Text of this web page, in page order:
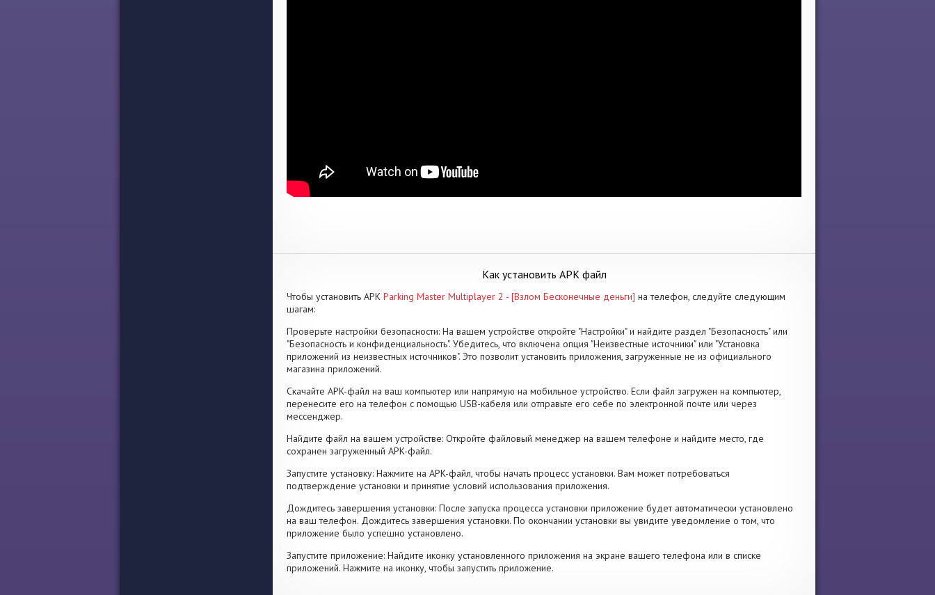
Как установить APK файл
Чтобы установить APK Parking Master Multiplayer 2 - [Взлом Бесконечные деньги] на телефон, следуйте следующим
шагам:
Проверьте настройки безопасности: На вашем устройстве откройте "Настройки" и найдите раздел "Безопасность" или
"Безопасность и конфиденциальность". Убедитесь, что включена опция "Неизвестные источники" или "Установка
приложений из неизвестных источников". Это позволит установить приложения, загруженные не из официального
магазина приложений.
Скачайте APK-файл на ваш компьютер или напрямую на мобильное устройство. Если файл загружен на компьютер,
перенесите его на телефон с помощью USB-кабеля или отправьте его себе по электронной почте или через
мессенджер.
Найдите файл на вашем устройстве: Откройте файловый менеджер на вашем телефоне и найдите место, где
сохранен загруженный APK-файл.
Запустите установку: Нажмите на APK-файл, чтобы начать процесс установки. Вам может потребоваться
подтверждение установки и принятие условий использования приложения.
Дождитесь завершения установки: После запуска процесса установки приложение будет автоматически установлено
на ваш телефон. Дождитесь завершения установки. По окончании установки вы увидите уведомление о том, что
приложение было успешно установлено.
Запустите приложение: Найдите иконку установленного приложения на экране вашего телефона или в списке
приложений. Нажмите на иконку, чтобы запустить приложение.